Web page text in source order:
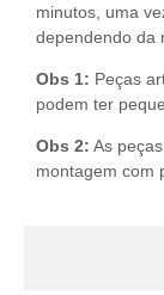
minutos, uma
dependendo da
Obs 1: Peças
podem ter
Obs 2: As
montagem com